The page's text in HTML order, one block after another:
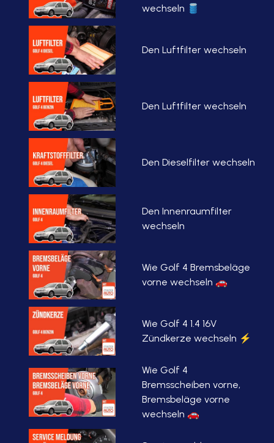
wechseln 🛢
Den Luftfilter wechseln
Den Luftfilter wechseln
Den Dieselfilter wechseln
Den Innenraumfilter
wechseln
Wie Golf 4 Bremsbeläge
vorne wechseln 🚗
Wie Golf 4 1.4 16V
Zündkerze wechseln ⚡
Wie Golf 4
Bremsscheiben vorne,
Bremsbeläge vorne
wechseln 🚗